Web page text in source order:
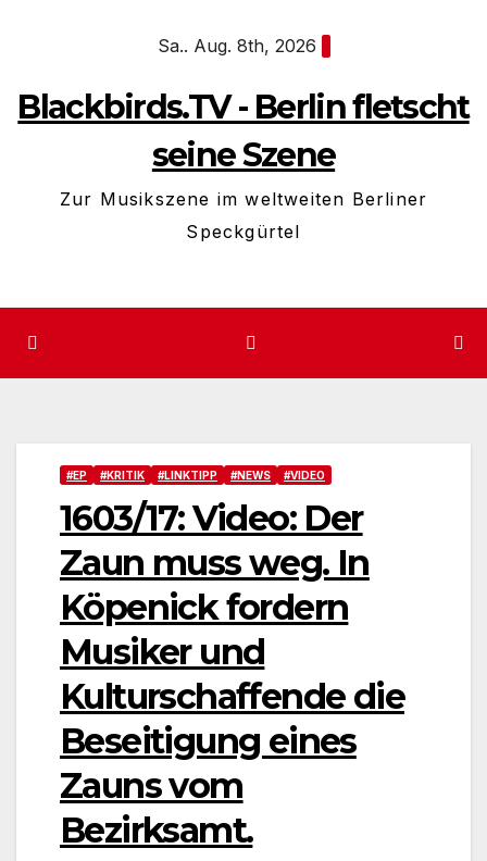
Sa.. Aug. 8th, 2026
Blackbirds.TV - Berlin fletscht
seine Szene
Zur Musikszene im weltweiten Berliner
Speckgürtel
#EP #KRITIK #LINKTIPP #NEWS #VIDEO
1603/17: Video: Der
Zaun muss weg. In
Köpenick fordern
Musiker und
Kulturschaffende die
Beseitigung eines
Zauns vom
Bezirksamt.